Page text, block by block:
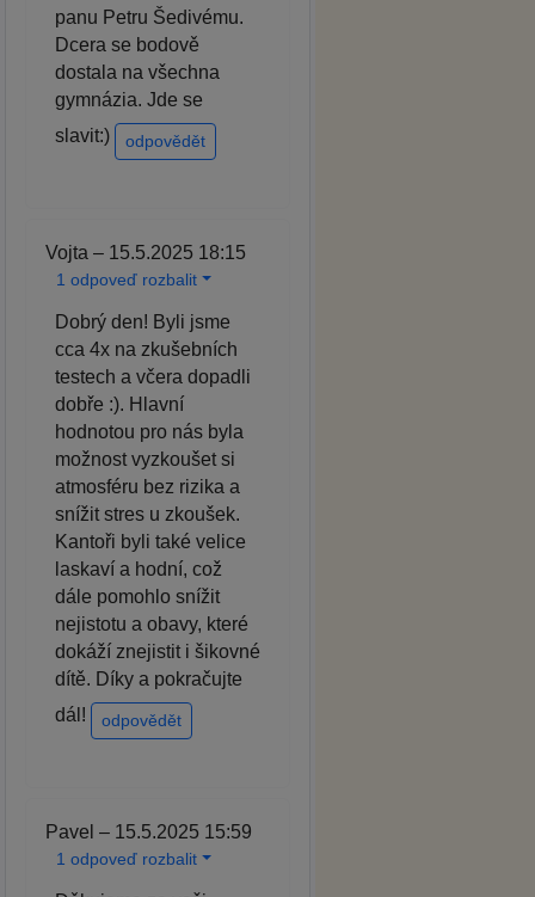
panu Petru Šedivému.
Dcera se bodově
dostala na všechna
gymnázia. Jde se
slavit:)
odpovědět
Vojta – 15.5.2025 18:15
1 odpoveď rozbalit
Dobrý den! Byli jsme
cca 4x na zkušebních
testech a včera dopadli
dobře :). Hlavní
hodnotou pro nás byla
možnost vyzkoušet si
atmosféru bez rizika a
snížit stres u zkoušek.
Kantoři byli také velice
laskaví a hodní, což
dále pomohlo snížit
nejistotu a obavy, které
dokáží znejistit i šikovné
dítě. Díky a pokračujte
dál!
odpovědět
Pavel – 15.5.2025 15:59
1 odpoveď rozbalit